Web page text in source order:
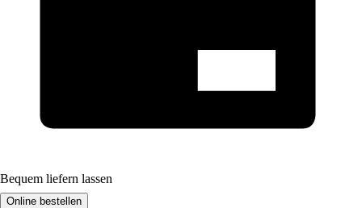
Bequem liefern lassen
Online bestellen